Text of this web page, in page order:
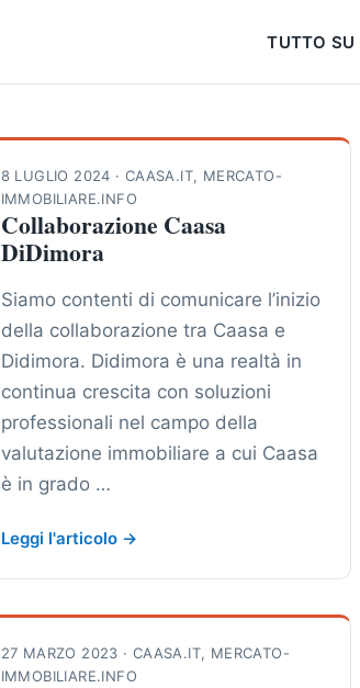
TUTTO
8 LUGLIO 2024 · CAASA.IT, MERCATO-
IMMOBILIARE.INFO
Collaborazione Caasa
DiDimora
Siamo contenti di comunicare l’inizio
della collaborazione tra Caasa e
Didimora. Didimora è una realtà in
continua crescita con soluzioni
professionali nel campo della
valutazione immobiliare a cui Caasa
è in grado …
Leggi l'articolo →
27 MARZO 2023 · CAASA.IT, MERCATO-
IMMOBILIARE.INFO